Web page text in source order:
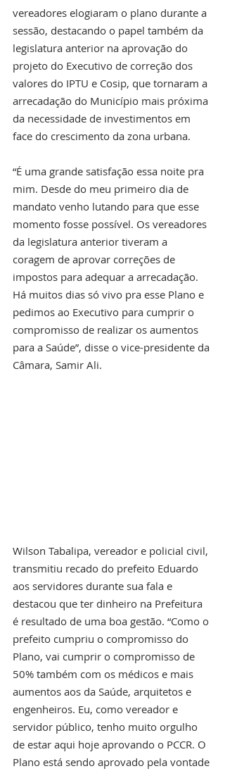
vereadores elogiaram o plano durante a
sessão, destacando o papel também da
legislatura anterior na aprovação do
projeto do Executivo de correção dos
valores do IPTU e Cosip, que tornaram a
arrecadação do Município mais próxima
da necessidade de investimentos em
face do crescimento da zona urbana.
“É uma grande satisfação essa noite pra
mim. Desde do meu primeiro dia de
mandato venho lutando para que esse
momento fosse possível. Os vereadores
da legislatura anterior tiveram a
coragem de aprovar correções de
impostos para adequar a arrecadação.
Há muitos dias só vivo pra esse Plano e
pedimos ao Executivo para cumprir o
compromisso de realizar os aumentos
para a Saúde”, disse o vice-presidente da
Câmara, Samir Ali.
Wilson Tabalipa, vereador e policial civil,
transmitiu recado do prefeito Eduardo
aos servidores durante sua fala e
destacou que ter dinheiro na Prefeitura
é resultado de uma boa gestão. “Como o
prefeito cumpriu o compromisso do
Plano, vai cumprir o compromisso de
50% também com os médicos e mais
aumentos aos da Saúde, arquitetos e
engenheiros. Eu, como vereador e
servidor público, tenho muito orgulho
de estar aqui hoje aprovando o PCCR. O
Plano está sendo aprovado pela vontade